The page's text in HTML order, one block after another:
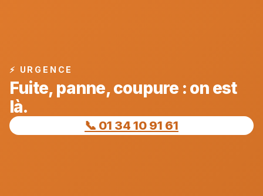
⚡ URGENCE
Fuite, panne, coupure : on est
là.
📞 01 34 10 91 61